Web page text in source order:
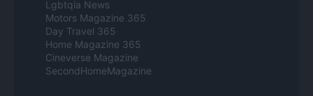
Lgbtqia News
Motors Magazine 365
Day Travel 365
Home Magazine 365
Cineverse Magazine
SecondHomeMagazine